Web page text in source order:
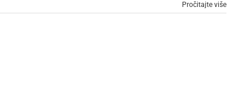
Pročitajte više